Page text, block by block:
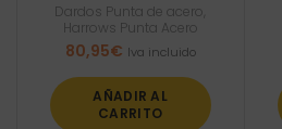
Dardos Punta de acero
Harrows Punta Acero
80,95€ Iva incluido
AÑADIR AL
CARRITO